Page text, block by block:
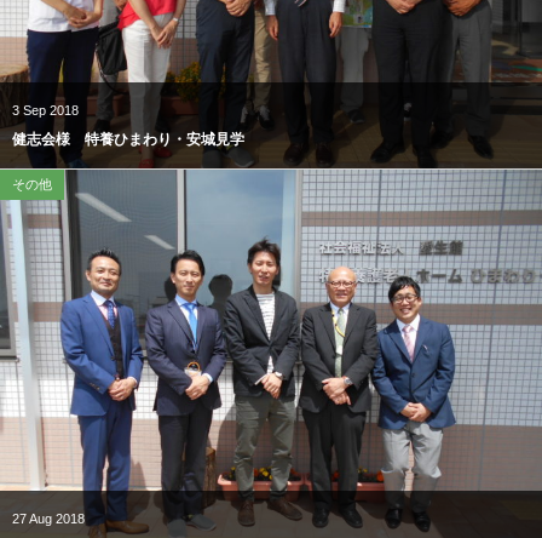
3 Sep 2018
健志会様 特養ひまわり・安城見学
その他
27Aug 2018